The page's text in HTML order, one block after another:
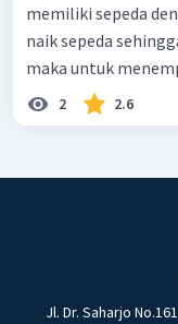
memiliki sepeda
naik sepeda
maka untuk
2 2.6
Jl. Dr. Saharjo